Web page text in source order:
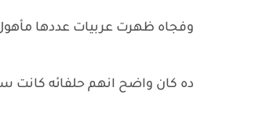
وفجاه ظهرت عربيات عددها
ده كان واضح انهم حلفائه